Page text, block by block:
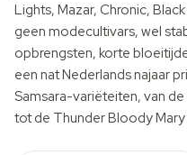
Lights, Mazar, Chronic,
geen modecultivars, wel
opbrengsten, korte
een nat Nederlands najaar
Samsara-variëteiten, van
tot de Thunder Bloody Mary